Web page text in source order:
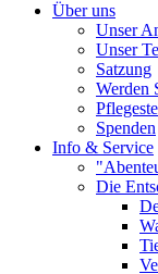
Über uns
Unser
Unser
Satzung
Werden
Spenden
Info & Service
Die